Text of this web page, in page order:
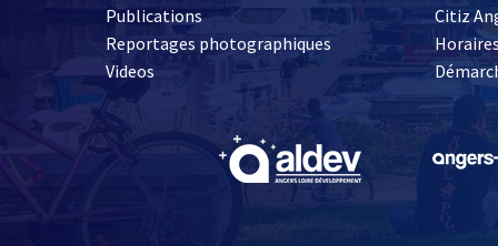
Publications
Reportages photographiques
Videos, Ouvre une nouvelle fenêtre
Citiz
, Ouvre une